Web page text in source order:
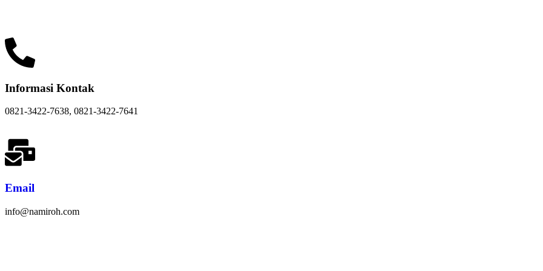
Informasi Kontak
0821-3422-7638, 0821-3422-7641
Email
info@namiroh.com